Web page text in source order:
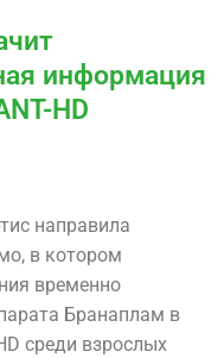
информация
HD
направила
в котором
временно
Бранаплам в
среди взрослых